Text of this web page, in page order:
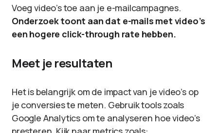
Voeg video’s toe aan je e-mailcampagnes.
Onderzoek toont aan dat e-mails met video’s
een hogere click-through rate hebben.
Meet je resultaten
Het is belangrijk om de impact van je video’s op
je conversies te meten. Gebruik tools zoals
Google Analytics om te analyseren hoe video’s